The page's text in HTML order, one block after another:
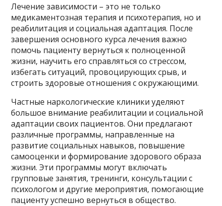
Лечение зависимости – это не только
медикаментозная терапия и психотерапия, но и
реабилитация и социальная адаптация. После
завершения основного курса лечения важно
помочь пациенту вернуться к полноценной
жизни, научить его справляться со стрессом,
избегать ситуаций, провоцирующих срыв, и
строить здоровые отношения с окружающими.
Частные наркологические клиники уделяют
большое внимание реабилитации и социальной
адаптации своих пациентов. Они предлагают
различные программы, направленные на
развитие социальных навыков, повышение
самооценки и формирование здорового образа
жизни. Эти программы могут включать
групповые занятия, тренинги, консультации с
психологом и другие мероприятия, помогающие
пациенту успешно вернуться в общество.